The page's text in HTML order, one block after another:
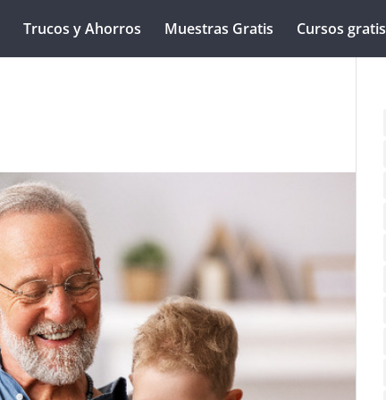
Trucos y Ahorros Muestras Gratis Cursos gratis